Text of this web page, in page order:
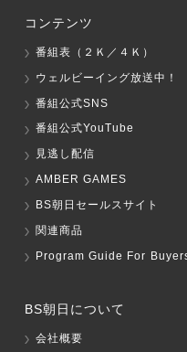
コンテンツ
番組表（２Ｋ／４Ｋ）
ウェルビーイング放送中！
番組公式SNS
番組公式YouTube
見逃し配信
AMBER GAMES
BS朝日セールスサイト
関連商品
Program Guide For
BS朝日について
会社概要